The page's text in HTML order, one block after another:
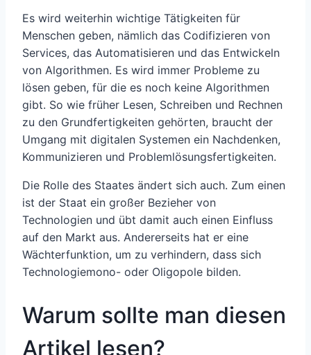
Es wird weiterhin wichtige Tätigkeiten für
Menschen geben, nämlich das Codifizieren von
Services, das Automatisieren und das Entwickeln
von Algorithmen. Es wird immer Probleme zu
lösen geben, für die es noch keine Algorithmen
gibt. So wie früher Lesen, Schreiben und Rechnen
zu den Grundfertigkeiten gehörten, braucht der
Umgang mit digitalen Systemen ein Nachdenken,
Kommunizieren und Problemlösungsfertigkeiten.
Die Rolle des Staates ändert sich auch. Zum einen
ist der Staat ein großer Bezieher von
Technologien und übt damit auch einen Einfluss
auf den Markt aus. Andererseits hat er eine
Wächterfunktion, um zu verhindern, dass sich
Technologiemono- oder Oligopole bilden.
Warum sollte man diesen
Artikel lesen?